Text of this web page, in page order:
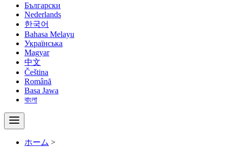
Български
Nederlands
한국어
Bahasa Melayu
Українська
Magyar
中文
Čeština
Română
Basa Jawa
বাংলা
ホーム >